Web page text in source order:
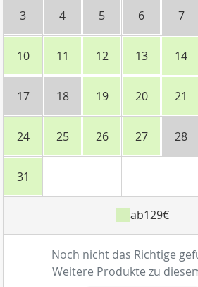
3 4 5 6 7
10 11 12 13 14
17 18 19 20 21
24 25 26 27 28
31
ab129€
Noch nicht das Richtige
Weitere Produkte zu